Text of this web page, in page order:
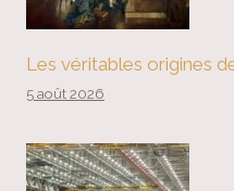
Les véritables origines
5 août 2026